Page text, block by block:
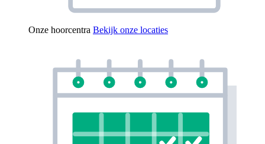
Onze hoorcentra Bekijk onze locaties